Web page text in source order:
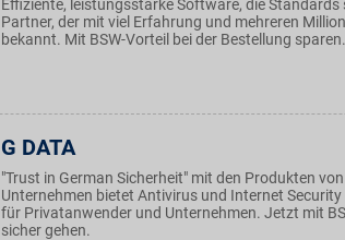
Effiziente, leistungsstarke Software, die
Partner, der mit viel Erfahrung und mehreren
bekannt. Mit BSW-Vorteil bei der Bestellung sparen.
G DATA
"Trust in German Sicherheit" mit den Produkten von
Unternehmen bietet Antivirus und Internet
für Privatanwender und Unternehmen. Jetzt mit
sicher gehen.